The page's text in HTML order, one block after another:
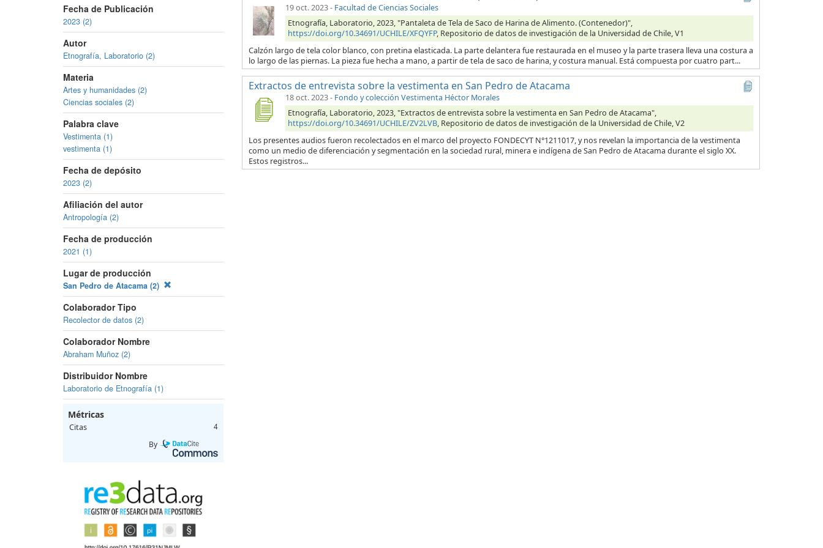
Fecha de Publicación
2023 (2)
Autor
Etnografía, Laboratorio (2)
Materia
Artes y humanidades (2)
Ciencias sociales (2)
Palabra clave
Vestimenta (1)
vestimenta (1)
Fecha de depósito
2023 (2)
Afiliación del autor
Antropología (2)
Fecha de producción
2021 (1)
Lugar de producción
San Pedro de Atacama (2)
Colaborador Tipo
Recolector de datos (2)
Colaborador Nombre
Abraham Muñoz (2)
Distribuidor Nombre
Laboratorio de Etnografía (1)
Métricas
Citas 4
By
19 oct. 2023- Facultad de Ciencias Sociales
Etnografía, Laboratorio, 2023, "Pantaleta de Tela de Saco de Harina de Alimento. (Contenedor)",
https://doi.org/10.34691/UCHILE/XFQYFP, Repositorio de datos de investigación de la Universidad de Chile, V1
Calzón largo de tela color blanco, con pretina elasticada. La parte delantera fue restaurada en el museo y la parte trasera lleva una costura a
lo largo de las piernas. La pieza fue hecha a mano, a partir de tela de saco de harina, y costura manual. Está compuesta por cuatro part...
Extractos de entrevista sobre la vestimenta en San Pedro de Atacama
18 oct. 2023- Fondo y colección Vestimenta Héctor Morales
Etnografía, Laboratorio, 2023, "Extractos de entrevista sobre la vestimenta en San Pedro de Atacama",
https://doi.org/10.34691/UCHILE/ZV2LVB, Repositorio de datos de investigación de la Universidad de Chile, V2
Los presentes audios fueron recolectados en el marco del proyecto FONDECYT N°1211017, y nos revelan la importancia de la vestimenta
como un medio de diferenciación y segmentación en la sociedad rural, minera e indígena de San Pedro de Atacama durante el siglo XX.
Estos registros...